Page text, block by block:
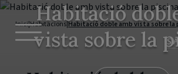
Habitació
vista sobre la
Inici|Habitacions|Habitació doble amb vista sobre la